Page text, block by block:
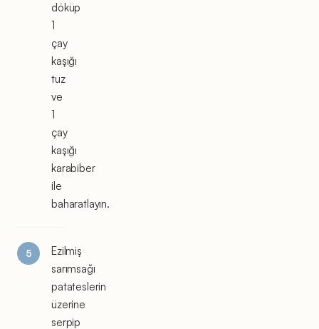
döküp
1
çay
kaşığı
tuz
ve
1
çay
kaşığı
karabiber
ile
baharatlayın.
Ezilmiş
sarımsağı
patateslerin
üzerine
serpip